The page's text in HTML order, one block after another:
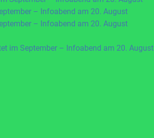
– Infoabend am 20. August
– Infoabend am 20. August
im September – Infoabend am 20. August